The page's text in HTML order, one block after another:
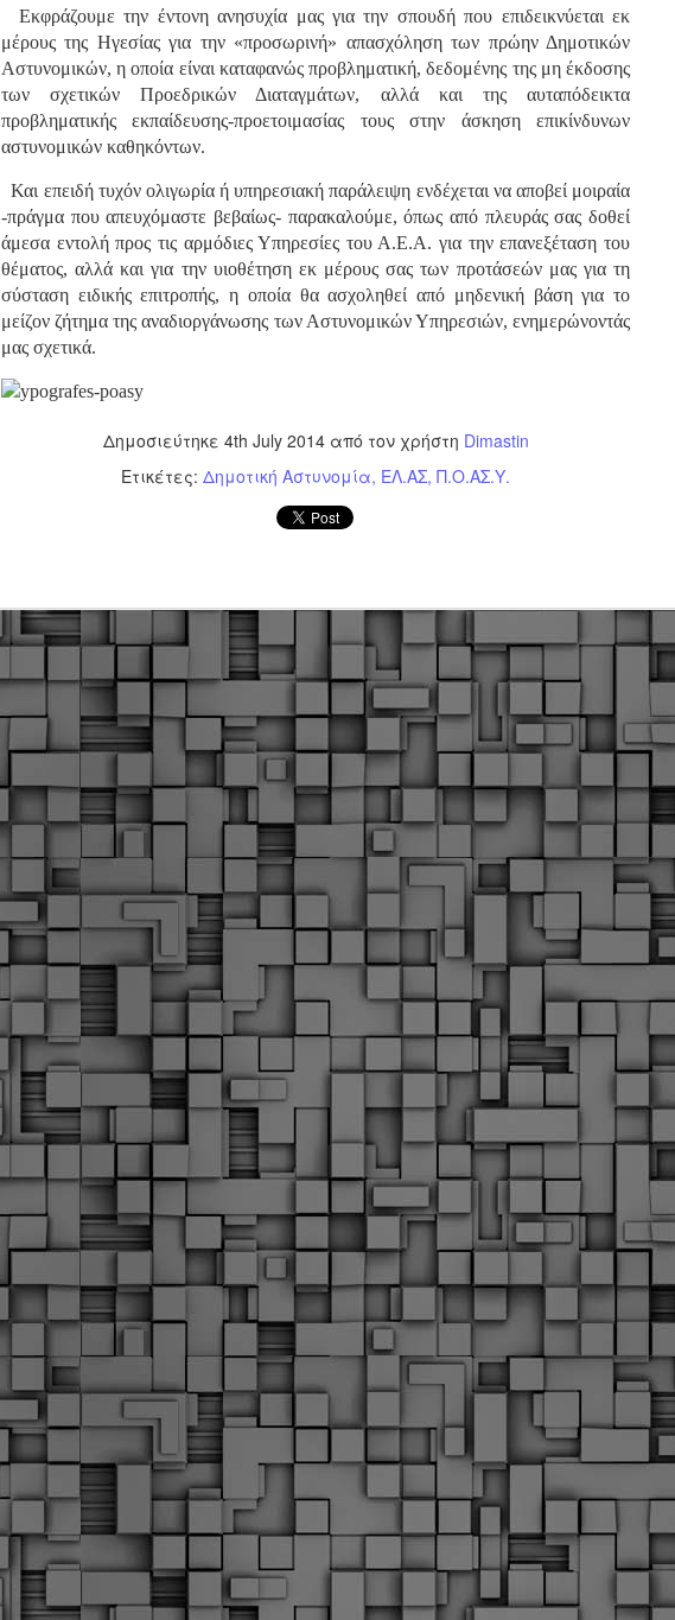
Εκφράζουμε την έντονη ανησυχία μας για την σπουδή που επιδεικνύεται εκ
μέρους της Ηγεσίας για την «προσωρινή» απασχόληση των πρώην Δημοτικών
Αστυνομικών, η οποία είναι καταφανώς προβληματική, δεδομένης της μη έκδοσης
των σχετικών Προεδρικών Διαταγμάτων, αλλά και της αυταπόδεικτα
προβληματικής εκπαίδευσης-προετοιμασίας τους στην άσκηση επικίνδυνων
αστυνομικών καθηκόντων.
Και επειδή τυχόν ολιγωρία ή υπηρεσιακή παράλειψη ενδέχεται να αποβεί μοιραία
-πράγμα που απευχόμαστε βεβαίως- παρακαλούμε, όπως από πλευράς σας δοθεί
άμεσα εντολή προς τις αρμόδιες Υπηρεσίες του Α.Ε.Α. για την επανεξέταση του
θέματος, αλλά και για την υιοθέτηση εκ μέρους σας των προτάσεών μας για τη
σύσταση ειδικής επιτροπής, η οποία θα ασχοληθεί από μηδενική βάση για το
μείζον ζήτημα της αναδιοργάνωσης των Αστυνομικών Υπηρεσιών, ενημερώνοντάς
μας σχετικά.
Δημοσιεύτηκε 4th July 2014από τον χρήστη Dimastin
Ετικέτες: Δημοτική Αστυνομία ΕΛ.ΑΣ Π.Ο.ΑΣ.Υ.
Συνεχίζονται οι ορκωμοσίες των νέων Δημοτικών Αστυνομικών
σε δήμους της χώρας. Το Dimastin, αναζητεί σχετικό
φωτογραφικό υλικό στο διαδίκτυο και σας το παρουσιάζει σε
αυτή την ανάρτηση. Επίσης, σας καλούμε, αν διαπιστώσετε ότι
μας έχουν "ξεφύγει" ορκωμοσίες, μπορείτε να στέλνετε το
φωτογραφικό τους υλικό στο dimasthes@gmail.gr ώστε να το
MAR
18
Θεσσαλονίκη: Ορκίστηκαν οι 75 νέοι δημοτικοί
αστυνομικοί – Τι τους ζήτησε ο Αγγελούδης
Ενισχύεται το έργο της δημοτικής αστυνομίας στο δήμο
Θεσσαλονίκης καθώς το πρωί της Τετάρτης 18 Μαρτίου
ορκίστηκαν οι 75 νέοι δημοτικοί αστυνομικοί.
νεοπροσληφθέντων Δημοτικών Αστυνομικών στους
Να θυμίσουμε ότι κανονικές προσλήψεις στην Δημοτική
Αστυνομία έχουν να γίνουν από το 2010. Δεκαέξι ολόκληρα
χρόνια! Και βέβαια, ακόμη και με αυτές τις προσλήψεις, δεν
φτάνουμε ούτε τα 2/3 των Δημοτικών Αστυνομικών που
υπηρετούσαν το 2013 προ της κατάργησης της υπηρεσίας με
απόφαση του σημερινού πρωθυπουργού Κυριάκου Μητσοτάκη. Ας
είναι...
2
Δημοτική Αστυνομία Θεσσαλονίκης: Διμηνιαίος
απολογισμός ελέγχων τήρησης νομοθεσίας
Τον απολογισμό των δράσεων ελέγχου για τα ζώα συντροφιάς
κατά το δίμηνο Ιανουαρίου – Φεβρουαρίου 2026 παρουσιάζει η
Δημοτική Αστυνομία Θεσσαλονίκης, με στόχο την προστασία των
ζώων και την ομαλή συμβίωση στην πόλη.
FEB
18
ΣτΕ: Οριστική απόρριψη της επαναφοράς του 13ου
και 14ου μισθού για τους δημοσίους υπαλλήλους
Με την απόφαση αυτή, το ΣτΕ απορρίπτει οριστικά τις
αξιώσεις των δημοσίων υπαλλήλων για επαναφορά των
δώρων, επικυρώνοντας την τρέχουσα κατάσταση παρά τις
αντιδράσεις της ΑΔΕΔΥ
Το ΣτΕ απέρριψε οριστικά την προσφυγή της ΑΔΕΔΥ και ενός
εκπαιδευτικού για την επαναφορά των δώρων Χριστουγέννων,
Πάσχα και θερινής άδειας (13ος και 14ος μισθός) στους
εργαζόμενους του δημόσιου τομέα, κλείνοντας μια μακρά
διαμάχη δεκαετιών που αφορούσε τις μνημονιακές περικοπές.
Γνωστοποίηση έκδοσης οριστικών αποτελεσμάτων –
Παροχή οδηγιών.
► Δείτε/κατεβάστε την πολυαναμενόμενη εγκύκλιο του Υπ.
FEB
1
Με διαρροή 2 μέρες πριν την στάση εργασίας
ενημερώνει το ΣτΕ για την απόρριψη της επαναφοράς